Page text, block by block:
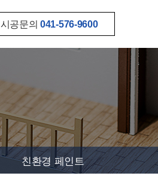
시공문의041-576-9600
친환경 페인트